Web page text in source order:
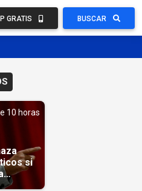
GRATIS BUSCAR
10 horas
si